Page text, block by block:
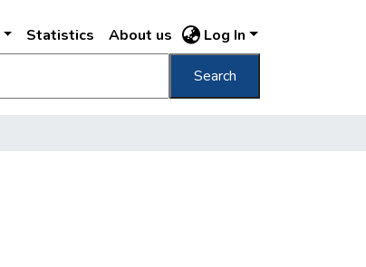
Statistics About us Log In
Search